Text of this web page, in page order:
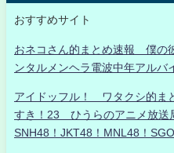
おすすめサイト
おネコさん的まとめ速報 僕の
ンタルメンヘラ電波中年アルバ
アイドッフル！ ワタクシ的ま
すき！23 ひうらのアニメ放送
SNH48！JKT48！MNL48！